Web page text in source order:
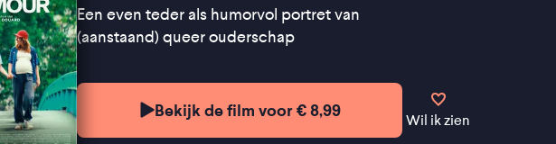
Een even teder als humorvol portret van
(aanstaand) queer ouderschap
Bekijk de film voor € 8,99
Wil ik zien